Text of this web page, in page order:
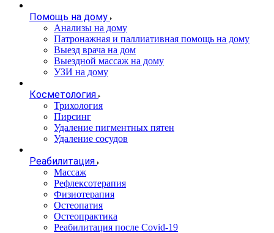
Помощь на дому
Анализы на дому
Патронажная и паллиативная помощь на дому
Выезд врача на дом
Выездной массаж на дому
УЗИ на дому
Косметология
Трихология
Пирсинг
Удаление пигментных пятен
Удаление сосудов
Реабилитация
Массаж
Рефлексотерапия
Физиотерапия
Остеопатия
Остеопрактика
Реабилитация после Covid-19